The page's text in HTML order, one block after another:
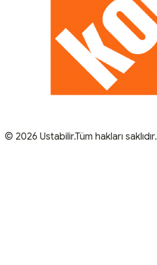
© 2026 Ustabilir.Tüm hakları saklıdır.